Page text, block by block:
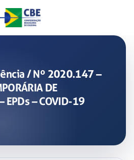
/ Nº 2020.147 –
DE
EPDs – COVID-19